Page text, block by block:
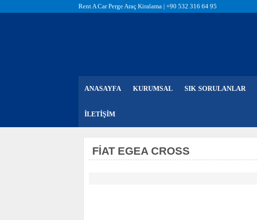
Rent A Car Perge Araç Kiralama | +90 532 316 64 95
ANASAYFA KURUMSAL SIK SORULANLAR
İLETIŞIM
FIAT EGEA CROSS